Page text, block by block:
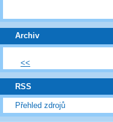
Archiv
<<
RSS
Přehled zdrojů